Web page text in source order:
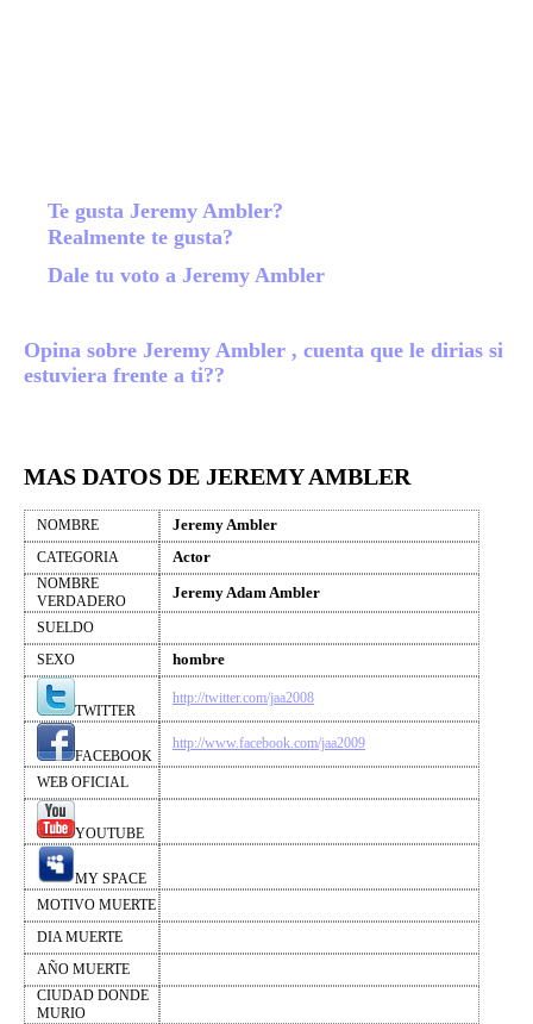
Te gusta Jeremy Ambler?
Realmente te gusta?
Dale tu voto a Jeremy Ambler
Opina sobre Jeremy Ambler , cuenta que le dirias si
estuviera frente a ti??
MAS DATOS DE JEREMY AMBLER
NOMBRE Jeremy Ambler
CATEGORIA Actor
NOMBRE
VERDADERO
Jeremy Adam Ambler
SUELDO
SEXO
hombre
TWITTER
http://twitter.com/jaa2008
FACEBOOK
http://www.facebook.com/jaa2009
WEB OFICIAL
YOUTUBE
MY SPACE
MOTIVO MUERTE
DIA MUERTE
AÑO MUERTE
CIUDAD DONDE
MURIO